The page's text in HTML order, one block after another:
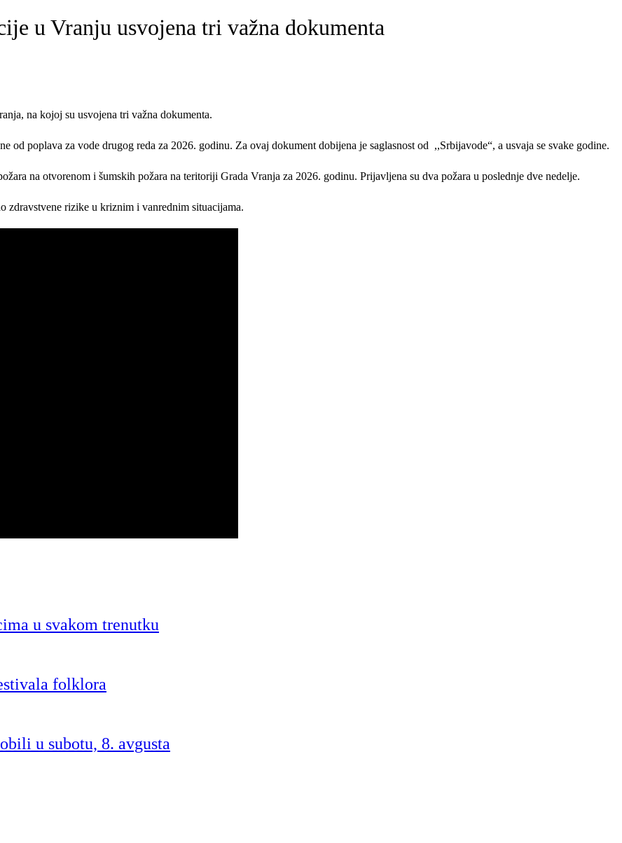
u Vranju usvojena tri važna dokumenta
na kojoj su usvojena tri važna dokumenta.
od poplava za vode drugog reda za 2026. godinu. Za ovaj dokument dobijena je saglasnost od ,,Srbijavode“, a usvaja se svake godine.
na otvorenom i šumskih požara na teritoriji Grada Vranja za 2026. godinu. Prijavljena su dva požara u poslednje dve nedelje.
zdravstvene rizike u kriznim i vanrednim situacijama.
u svakom trenutku
folklora
u subotu, 8. avgusta